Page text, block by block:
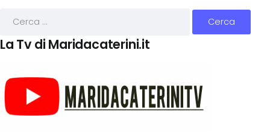
La Tv di Maridacaterini.it